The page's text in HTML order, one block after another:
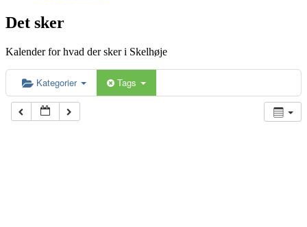
Det sker
Kalender for hvad der sker i Skelhøje
Kategorier Tags